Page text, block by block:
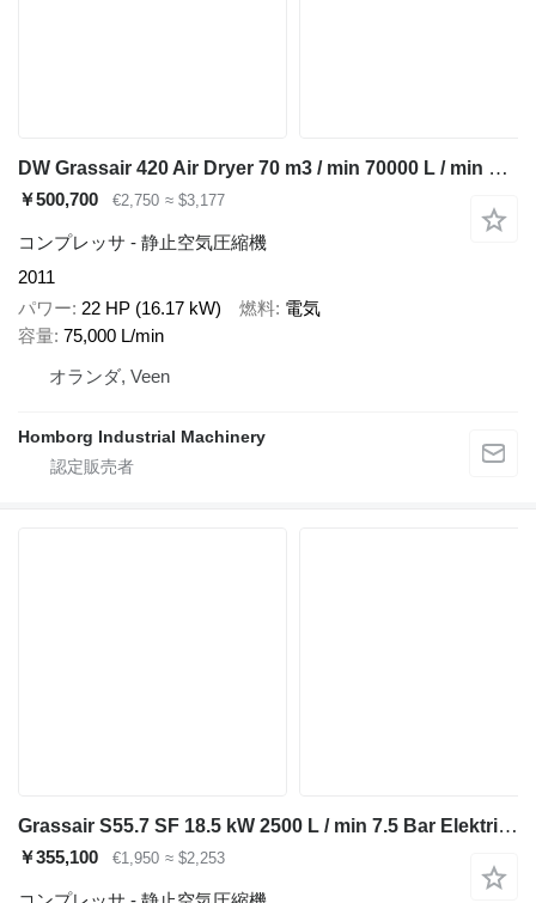
DW Grassair 420 Air Dryer 70 m3 / min 70000 L / min 13 Bar Luchtdro
￥500,700 €2,750 ≈ $3,177
コンプレッサ - 静止空気圧縮機
2011
パワー 22 HP (16.17 kW) 燃料 電気
容量 75,000 L/min
オランダ, Veen
Homborg Industrial Machinery
Grassair S55.7 SF 18.5 kW 2500 L / min 7.5 Bar Elektrische Schro
￥355,100 €1,950 ≈ $2,253